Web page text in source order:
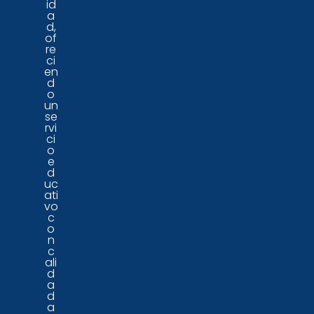
id
a
d,
of
re
ci
en
d
o
un
se
rvi
ci
o
e
d
uc
ati
vo
c
o
n
c
ali
d
a
d
a